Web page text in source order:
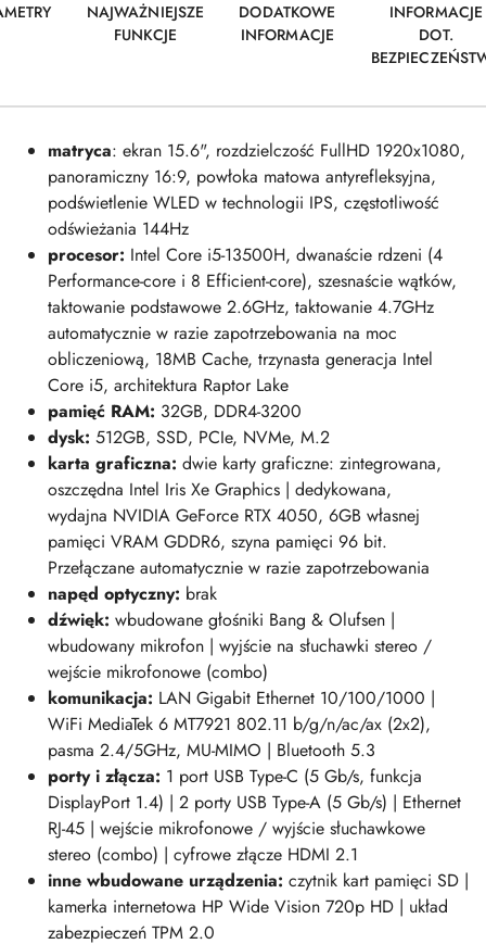
NAJWAŻNIEJSZE
FUNKCJE
DODATKOWE
INFORMACJE
INFORMACJE
DOT.
matryca: ekran 15.6", rozdzielczość FullHD 1920x1080,
panoramiczny 16:9, powłoka matowa antyrefleksyjna,
podświetlenie WLED w technologii IPS, częstotliwość
odświeżania 144Hz
procesor: Intel Core i5-13500H, dwanaście rdzeni (4
Performance-core i 8 Efficient-core), szesnaście wątków,
taktowanie podstawowe 2.6GHz, taktowanie 4.7GHz
automatycznie w razie zapotrzebowania na moc
obliczeniową, 18MB Cache, trzynasta generacja Intel
Core i5, architektura Raptor Lake
pamięć RAM: 32GB, DDR4-3200
dysk: 512GB, SSD, PCIe, NVMe, M.2
karta graficzna: dwie karty graficzne: zintegrowana,
oszczędna Intel Iris Xe Graphics | dedykowana,
wydajna NVIDIA GeForce RTX 4050, 6GB własnej
pamięci VRAM GDDR6, szyna pamięci 96 bit.
Przełączane automatycznie w razie zapotrzebowania
napęd optyczny: brak
dźwięk: wbudowane głośniki Bang & Olufsen |
wbudowany mikrofon | wyjście na słuchawki stereo /
wejście mikrofonowe (combo)
komunikacja: LAN Gigabit Ethernet 10/100/1000 |
WiFi MediaTek 6 MT7921 802.11 b/g/n/ac/ax (2x2),
pasma 2.4/5GHz, MU-MIMO | Bluetooth 5.3
porty i złącza: 1 port USB Type-C (5 Gb/s, funkcja
DisplayPort 1.4) | 2 porty USB Type-A (5 Gb/s) | Ethernet
RJ-45 | wejście mikrofonowe / wyjście słuchawkowe
stereo (combo) | cyfrowe złącze HDMI 2.1
inne wbudowane urządzenia: czytnik kart pamięci SD |
kamerka internetowa HP Wide Vision 720p HD | układ
zabezpieczeń TPM 2.0